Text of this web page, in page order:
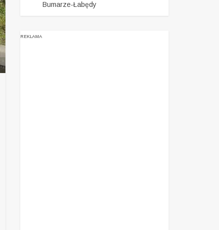
Bumarze-Łabędy
REKLAMA